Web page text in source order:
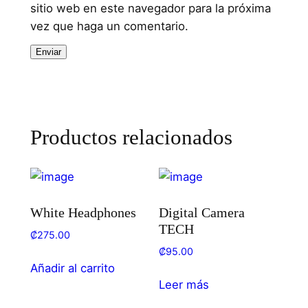
sitio web en este navegador para la próxima
vez que haga un comentario.
Productos relacionados
White Headphones
₡275.00
Añadir al carrito
Digital Camera
TECH
₡95.00
Leer más